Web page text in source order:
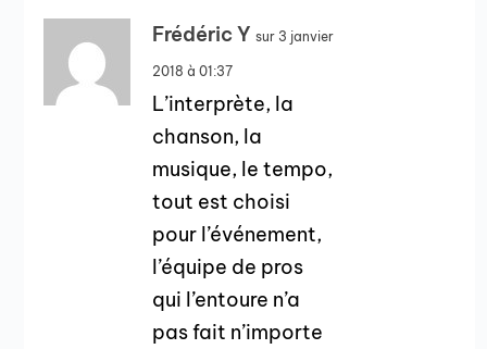
Frédéric Y sur 3 janvier
2018 à 01:37
L’interprète, la
chanson, la
musique, le tempo,
tout est choisi
pour l’événement,
l’équipe de pros
qui l’entoure n’a
pas fait n’importe